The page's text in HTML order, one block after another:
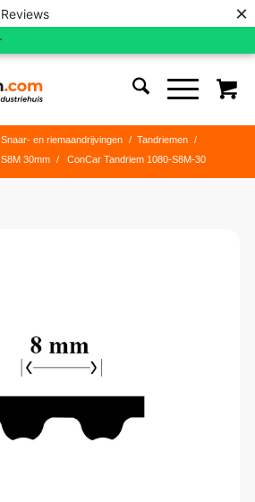
Reviews ×
Snaar- en riemaandrijvingen / Tandriemen
/
S8M 30mm / ConCar Tandriem 1080-S8M-30